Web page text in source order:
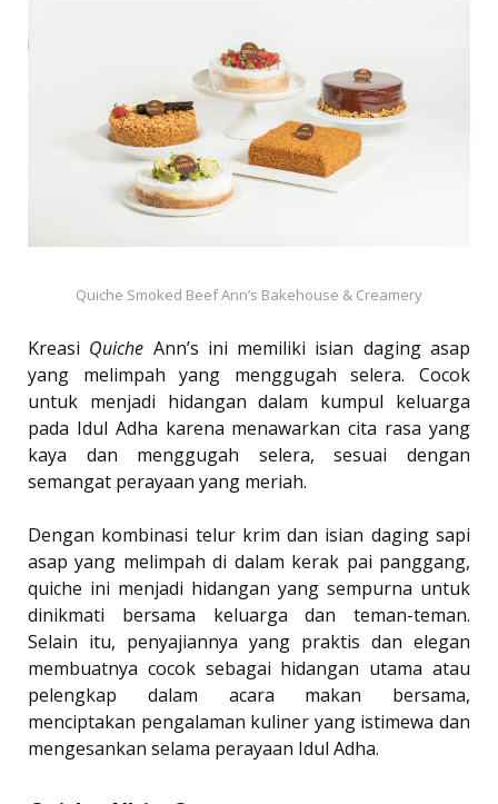
Quiche Smoked Beef Ann’s Bakehouse & Creamery
Kreasi Quiche Ann’s ini memiliki isian daging asap
yang melimpah yang menggugah selera. Cocok
untuk menjadi hidangan dalam kumpul keluarga
pada Idul Adha karena menawarkan cita rasa yang
kaya dan menggugah selera, sesuai dengan
semangat perayaan yang meriah.
Dengan kombinasi telur krim dan isian daging sapi
asap yang melimpah di dalam kerak pai panggang,
quiche ini menjadi hidangan yang sempurna untuk
dinikmati bersama keluarga dan teman-teman.
Selain itu, penyajiannya yang praktis dan elegan
membuatnya cocok sebagai hidangan utama atau
pelengkap dalam acara makan bersama,
menciptakan pengalaman kuliner yang istimewa dan
mengesankan selama perayaan Idul Adha.